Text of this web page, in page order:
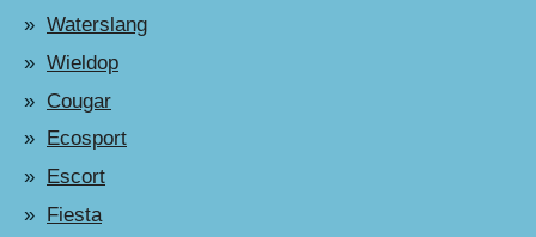
Waterslang
Wieldop
Cougar
Ecosport
Escort
Fiesta